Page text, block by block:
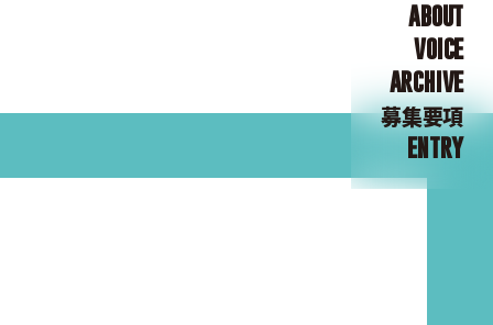
ABOUT
VOICE
ARCHIVE
募集要項
ENTRY